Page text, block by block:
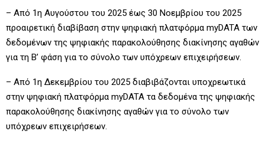
– Από 1η Αυγούστου του 2025 έως 30 Νοεμβρίου του 2025
προαιρετική διαβίβαση στην ψηφιακή πλατφόρμα myDATA των
δεδομένων της ψηφιακής παρακολούθησης διακίνησης αγαθών
για τη Β’ φάση για το σύνολο των υπόχρεων επιχειρήσεων.
– Από 1η Δεκεμβρίου του 2025 διαβιβάζονται υποχρεωτικά
στην ψηφιακή πλατφόρμα myDATA τα δεδομένα της ψηφιακής
παρακολούθησης διακίνησης αγαθών για το σύνολο των
υπόχρεων επιχειρήσεων.